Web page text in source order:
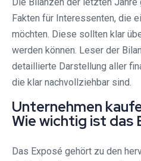
Fakten für Interessenten, die
möchten. Diese sollten klar
werden können. Leser der
detaillierte Darstellung aller
die klar nachvollziehbar sind.
Unternehmen
Wie wichtig ist das
Das Exposé gehört zu den